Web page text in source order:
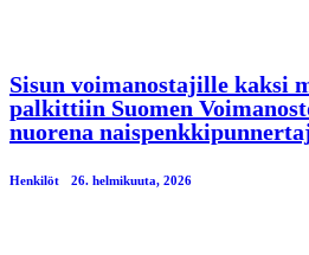
Sisun voimanostajille kaksi
palkittiin Suomen
nuorena
Henkilöt 26. helmikuuta, 2026